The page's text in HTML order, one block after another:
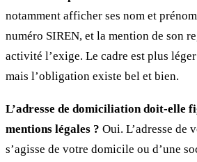
notamment afficher ses nom et
numéro SIREN, et la mention de son
activité l’exige. Le cadre est plus
mais l’obligation existe bel et bien.
L’adresse de domiciliation doit-elle
mentions légales ? Oui. L’adresse de
s’agisse de votre domicile ou d’une